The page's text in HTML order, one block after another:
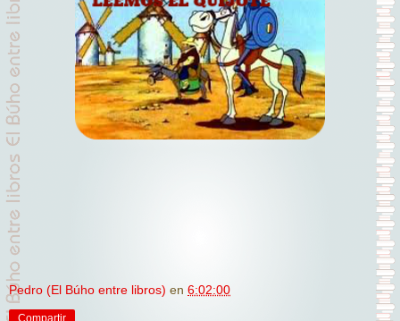
Pedro (El Búho entre libros) en 6:02:00